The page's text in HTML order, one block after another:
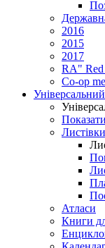
2016
2015
2017
RA" Red
Co-op
Атласи
Книги